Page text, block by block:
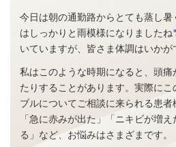
今日は朝の通勤路からとても蒸し
はしっかりと雨模様になりましたね
いていますが、皆さま体調はいかが
私はこのような時期になると、頭
たりすることがあります。実際に
ブルについてご相談に来られる患者
「急に赤みが出た」「ニキビが増
る」など、お悩みはさまざまです。